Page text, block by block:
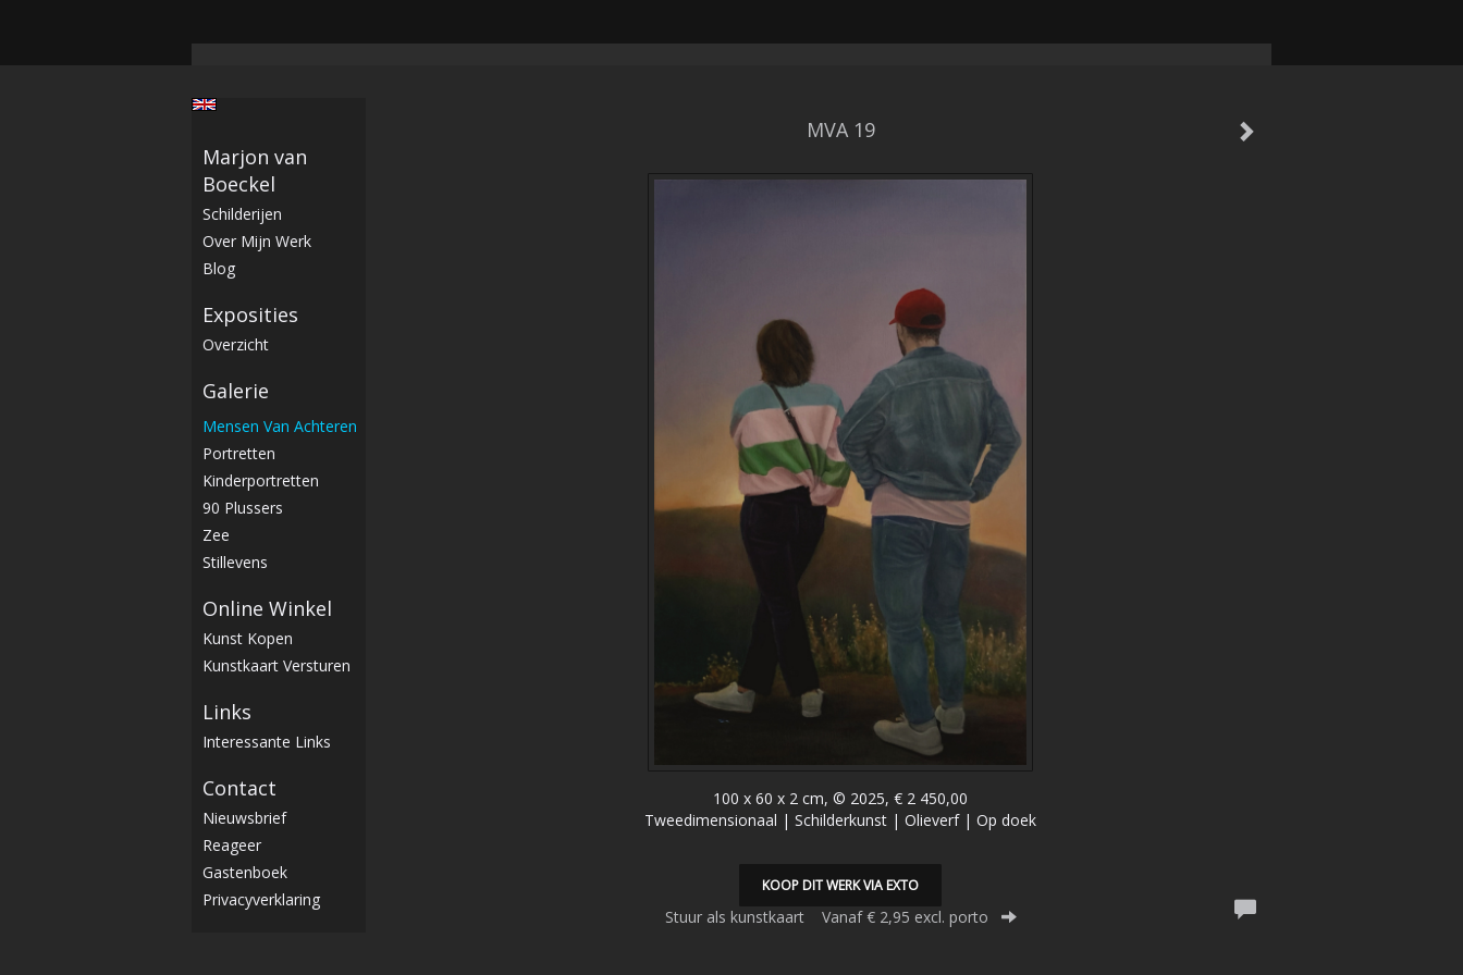
MVA 19
100 x 60 x 2 cm, © 2025, € 2 450,00
Tweedimensionaal | Schilderkunst | Olieverf | Op doek
KOOP DIT WERK VIA EXTO
Stuur als kunstkaart Vanaf € 2,95 excl. porto
Marjon van
Boeckel
Schilderijen
Over Mijn Werk
Blog
Exposities
Overzicht
Galerie
Mensen Van Achteren
Portretten
Kinderportretten
90 Plussers
Zee
Stillevens
Online Winkel
Kunst Kopen
Kunstkaart Versturen
Links
Interessante Links
Contact
Nieuwsbrief
Reageer
Gastenboek
Privacyverklaring